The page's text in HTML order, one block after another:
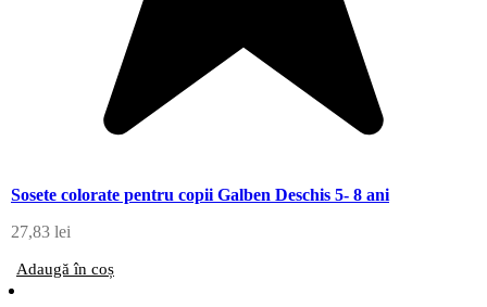
Sosete colorate pentru copii Galben Deschis 5- 8 ani
27,83 lei
Adaugă în coș